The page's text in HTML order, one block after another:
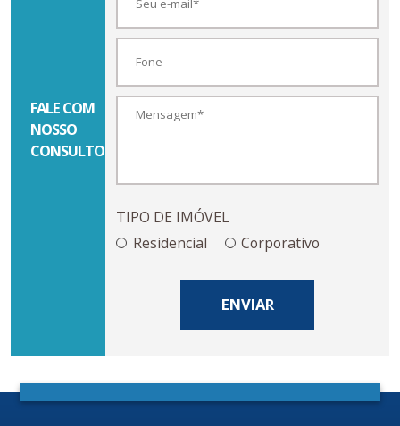
FALE COM
NOSSO
CONSULTOR
TIPO DE IMÓVEL
Residencial
Corporativo
ENVIAR